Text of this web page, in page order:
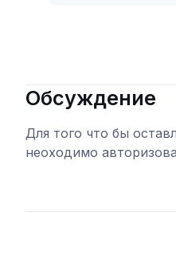
Обсуждение
Для того что бы
неоходимо